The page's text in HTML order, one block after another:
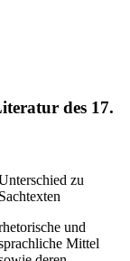
des 17.
zu
Sachtexten
und
Mittel